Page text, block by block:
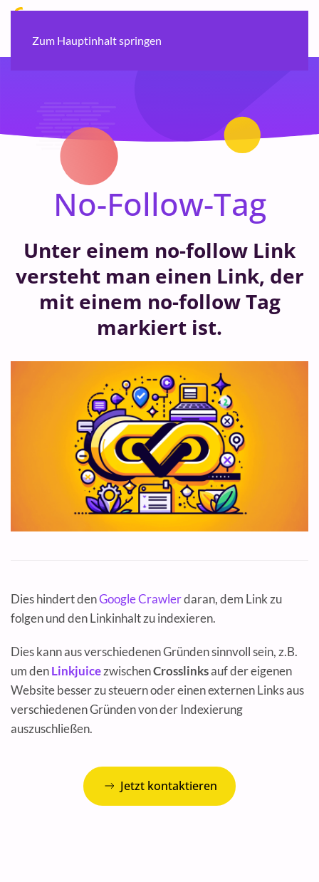
Zum Hauptinhalt springen
No-Follow-Tag
Unter einem no-follow Link
versteht man einen Link, der
mit einem no-follow Tag
markiert ist.
Dies hindert denGoogle Crawlerdaran, dem Link zu
folgen und den Linkinhalt zu indexieren.
Dies kann aus verschiedenen Gründen sinnvoll sein, z.B.
um denLinkjuicezwischenCrosslinksauf der eigenen
Website besser zu steuern oder einen externen Links aus
verschiedenen Gründen von der Indexierung
auszuschließen.
Jetzt kontaktieren